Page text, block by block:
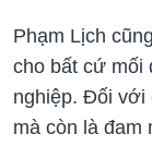
Phạm Lịch
cho bất cứ mối
nghiệp. Đối với
mà còn là đam